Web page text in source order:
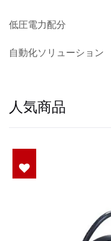
低圧電力配分
自動化ソリューション
人気商品